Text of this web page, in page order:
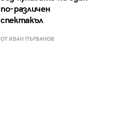
по-различен
спектакъл
ОТ ИВАН ПЪРВАНОВ